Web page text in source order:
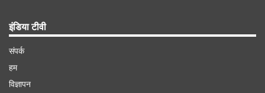
इंडिया टीवी
संपर्क
हम
विज्ञापन